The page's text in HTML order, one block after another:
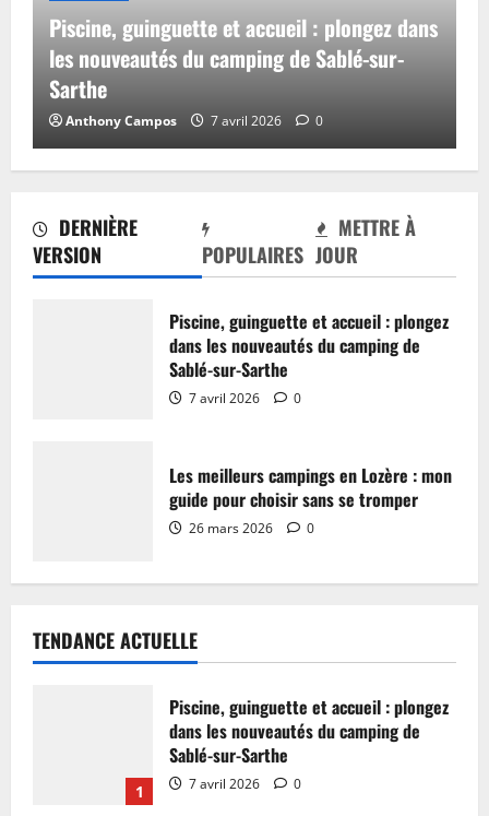
DERNIÈRE
VERSION
POPULAIRES
METTRE À
JOUR
Piscine, guinguette et accueil : plongez
dans les nouveautés du camping de
Sablé-sur-Sarthe
7 avril 2026 0
Les meilleurs campings en Lozère : mon
guide pour choisir sans se tromper
26 mars 2026 0
Piscine, guinguette et accueil : plongez dans
les nouveautés du camping de Sablé-sur-
Sarthe
Anthony Campos 7 avril 2026 0
TENDANCE ACTUELLE
1
Piscine, guinguette et accueil : plongez
dans les nouveautés du camping de
Sablé-sur-Sarthe
7 avril 2026 0